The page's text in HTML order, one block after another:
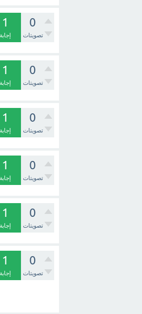
0
تصويتات
1
إجابة
0
تصويتات
1
إجابة
0
تصويتات
1
إجابة
0
تصويتات
1
إجابة
0
تصويتات
1
إجابة
0
تصويتات
1
إجابة